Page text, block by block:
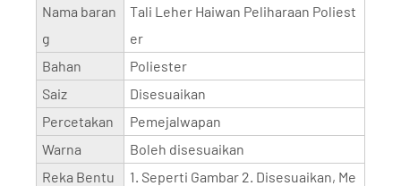
Nama baran
g
Tali Leher Haiwan Peliharaan Poliest
er
Bahan
Poliester
Saiz
Disesuaikan
Percetakan
Pemejalwapan
Warna
Boleh disesuaikan
Reka Bentu
1. Seperti Gambar 2. Disesuaikan, Me